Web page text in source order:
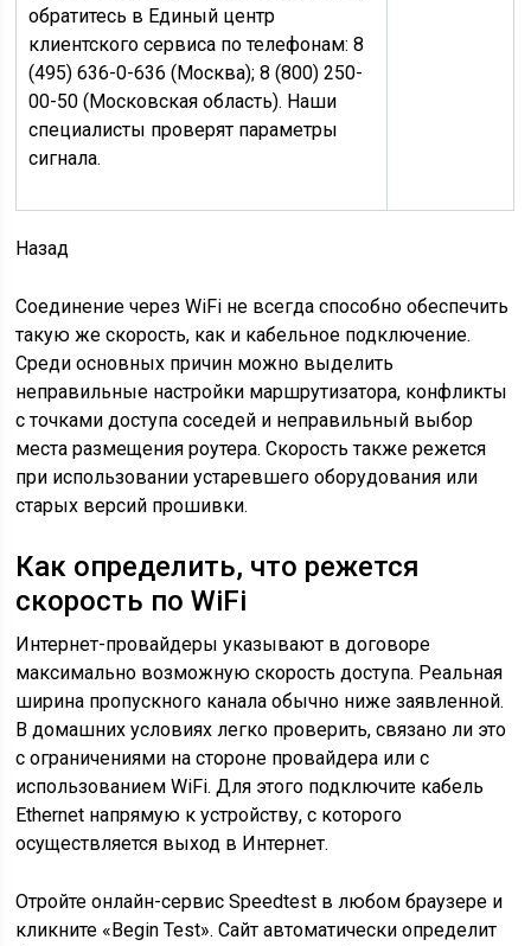
обратитесь в Единый центр
клиентского сервиса по телефонам: 8
(495) 636-0-636 (Москва); 8 (800) 250-
00-50 (Московская область). Наши
специалисты проверят параметры
сигнала.
Назад
Соединение через WiFi не всегда способно обеспечить
такую же скорость, как и кабельное подключение.
Среди основных причин можно выделить
неправильные настройки маршрутизатора, конфликты
с точками доступа соседей и неправильный выбор
места размещения роутера. Скорость также режется
при использовании устаревшего оборудования или
старых версий прошивки.
Как определить, что режется
скорость по WiFi
Интернет-провайдеры указывают в договоре
максимально возможную скорость доступа. Реальная
ширина пропускного канала обычно ниже заявленной.
В домашних условиях легко проверить, связано ли это
с ограничениями на стороне провайдера или с
использованием WiFi. Для этого подключите кабель
Ethernet напрямую к устройству, с которого
осуществляется выход в Интернет.
Отройте онлайн-сервис Speedtest в любом браузере и
кликните «Begin Test». Сайт автоматически определит